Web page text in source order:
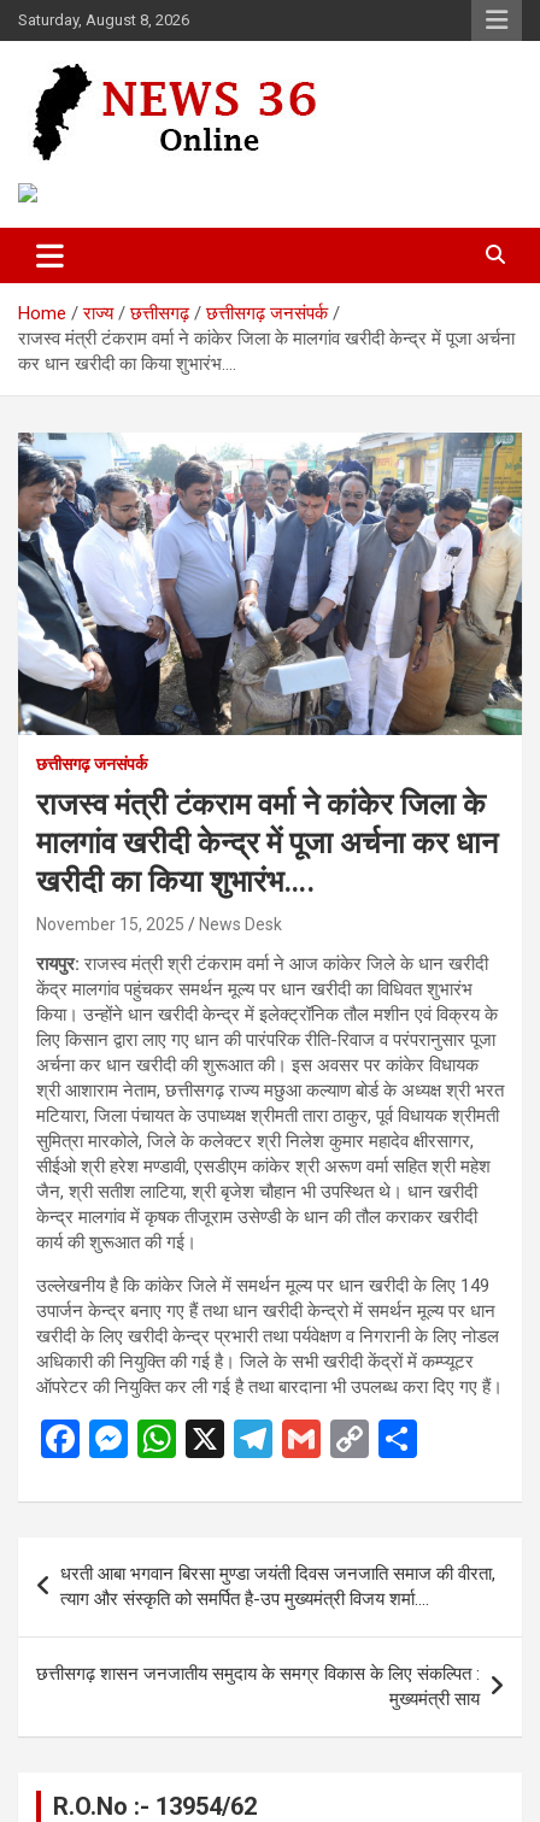
Skip
to
Saturday, August 8, 2026
News 36
Home राज्य छत्तीसगढ़
छत्तीसगढ़ जनसंपर्क
राजस्व मंत्री टंकराम वर्मा ने कांकेर जिला के मालगांव खरीदी केन्द्र में पूजा अर्चना
कर धान खरीदी का किया शुभारंभ….
छत्तीसगढ़ जनसंपर्क
राजस्व मंत्री टंकराम वर्मा ने कांकेर जिला के
मालगांव खरीदी केन्द्र में पूजा अर्चना कर धान
खरीदी का किया शुभारंभ….
November 15, 2025 News Desk
रायपुर:राजस्व मंत्री श्री टंकराम वर्मा ने आज कांकेर जिले के धान खरीदी
केंद्र मालगांव पहुंचकर समर्थन मूल्य पर धान खरीदी का विधिवत शुभारंभ
किया। उन्होंने धान खरीदी केन्द्र में इलेक्ट्रॉनिक तौल मशीन एवं विक्रय के
लिए किसान द्वारा लाए गए धान की पारंपरिक रीति-रिवाज व परंपरानुसार पूजा
अर्चना कर धान खरीदी की शुरूआत की। इस अवसर पर कांकेर विधायक
श्री आशाराम नेताम, छत्तीसगढ़ राज्य मछुआ कल्याण बोर्ड के अध्यक्ष श्री भरत
मटियारा, जिला पंचायत के उपाध्यक्ष श्रीमती तारा ठाकुर, पूर्व विधायक श्रीमती
सुमित्रा मारकोले, जिले के कलेक्टर श्री निलेश कुमार महादेव क्षीरसागर,
सीईओ श्री हरेश मण्डावी, एसडीएम कांकेर श्री अरूण वर्मा सहित श्री महेश
जैन, श्री सतीश लाटिया, श्री बृजेश चौहान भी उपस्थित थे। धान खरीदी
केन्द्र मालगांव में कृषक तीजूराम उसेण्डी के धान की तौल कराकर खरीदी
कार्य की शुरूआत की गई।
उल्लेखनीय है कि कांकेर जिले में समर्थन मूल्य पर धान खरीदी के लिए 149
उपार्जन केन्द्र बनाए गए हैं तथा धान खरीदी केन्द्रो में समर्थन मूल्य पर धान
खरीदी के लिए खरीदी केन्द्र प्रभारी तथा पर्यवेक्षण व निगरानी के लिए नोडल
अधिकारी की नियुक्ति की गई है। जिले के सभी खरीदी केंद्रों में कम्प्यूटर
ऑपरेटर की नियुक्ति कर ली गई है तथा बारदाना भी उपलब्ध करा दिए गए हैं।
F
ce
b
o
o
k
M
se
g
er
W
at
s
A
p
p
X
T
e
gr
a
m
G
ail
C
py
Li
n
k
ar
navigation
धरती आबा भगवान बिरसा मुण्डा जयंती दिवस जनजाति समाज की वीरता,
त्याग और संस्कृति को समर्पित है-उप मुख्यमंत्री विजय शर्मा….
छत्तीसगढ़ शासन जनजातीय समुदाय के समग्र विकास के लिए संकल्पित :
मुख्यमंत्री साय
R.O.No :- 13954/62